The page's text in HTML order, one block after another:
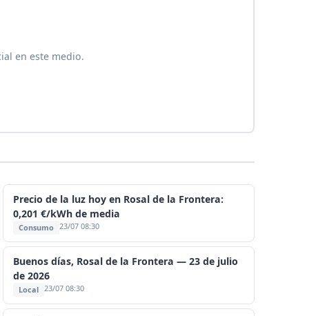
en este medio.
Precio de la luz hoy en Rosal de la Frontera:
0,201 €/kWh de media
Consumo 23/07 08:30
Buenos días, Rosal de la Frontera — 23 de julio
de 2026
Local 23/07 08:30